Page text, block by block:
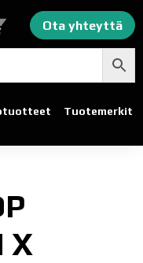
Ota yhteyttä
Tuotemerkit
X